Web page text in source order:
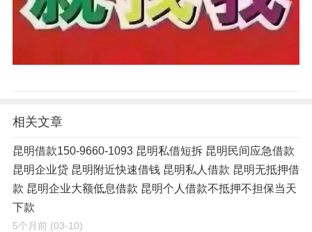
相关文章
昆明借款150-9660-1093 昆明私借短拆 昆明民间应急借款
昆明企业贷 昆明附近快速借钱 昆明私人借款 昆明无抵押借
款 昆明企业大额低息借款 昆明个人借款不抵押不担保当天
下款
5个月前 (03-10)